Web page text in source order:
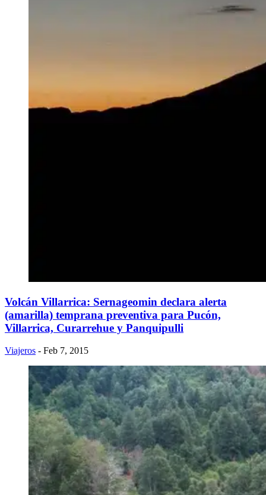
Volcán Villarrica: Sernageomin declara alerta
(amarilla) temprana preventiva para Pucón,
Villarrica, Curarrehue y Panquipulli
Viajeros - Feb 7, 2015